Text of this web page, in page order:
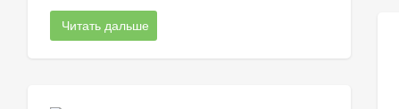
Читать дальше